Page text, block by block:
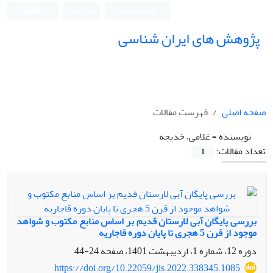
پژوهش های ایران شناسی
صفحه اصلی
فهرست مقالات
نویسنده =غلامی، خدیجه
تعداد مقالات:
1
بررسی پایگان آبی لارستان قدیم بر اساس منابع مکتوب و شواهد
موجود از قرن 5 هجری تا پایان دوره قاجاریه
دوره 12، شماره 1، اردیبهشت 1401، صفحه
24-44
https://doi.org/10.22059/jis.2022.338345.1085